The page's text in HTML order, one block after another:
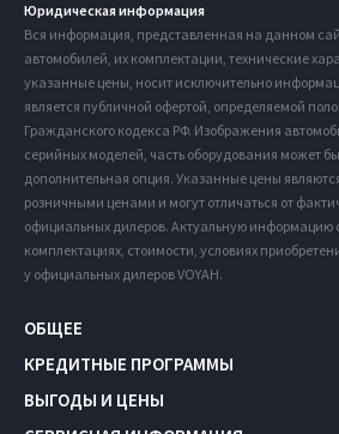
Юридическая информация
Вся информация, представленная на данном
автомобилей, их комплектации, технические
указанные цены, носит исключительно
является публичной офертой, определяемой
Гражданского кодекса РФ. Изображения
серийных моделей, часть оборудования может
дополнительная опция. Указанные цены
розничными ценами и могут отличаться от
официальных дилеров. Актуальную информацию
комплектациях, стоимости, условиях
у официальных дилеров VOYAH.
ОБЩЕЕ
КРЕДИТНЫЕ ПРОГРАММЫ
ВЫГОДЫ И ЦЕНЫ